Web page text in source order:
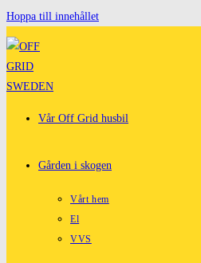
Hoppa till innehållet
Vår Off Grid husbil
Gården i skogen
Vårt hem
El
VVS